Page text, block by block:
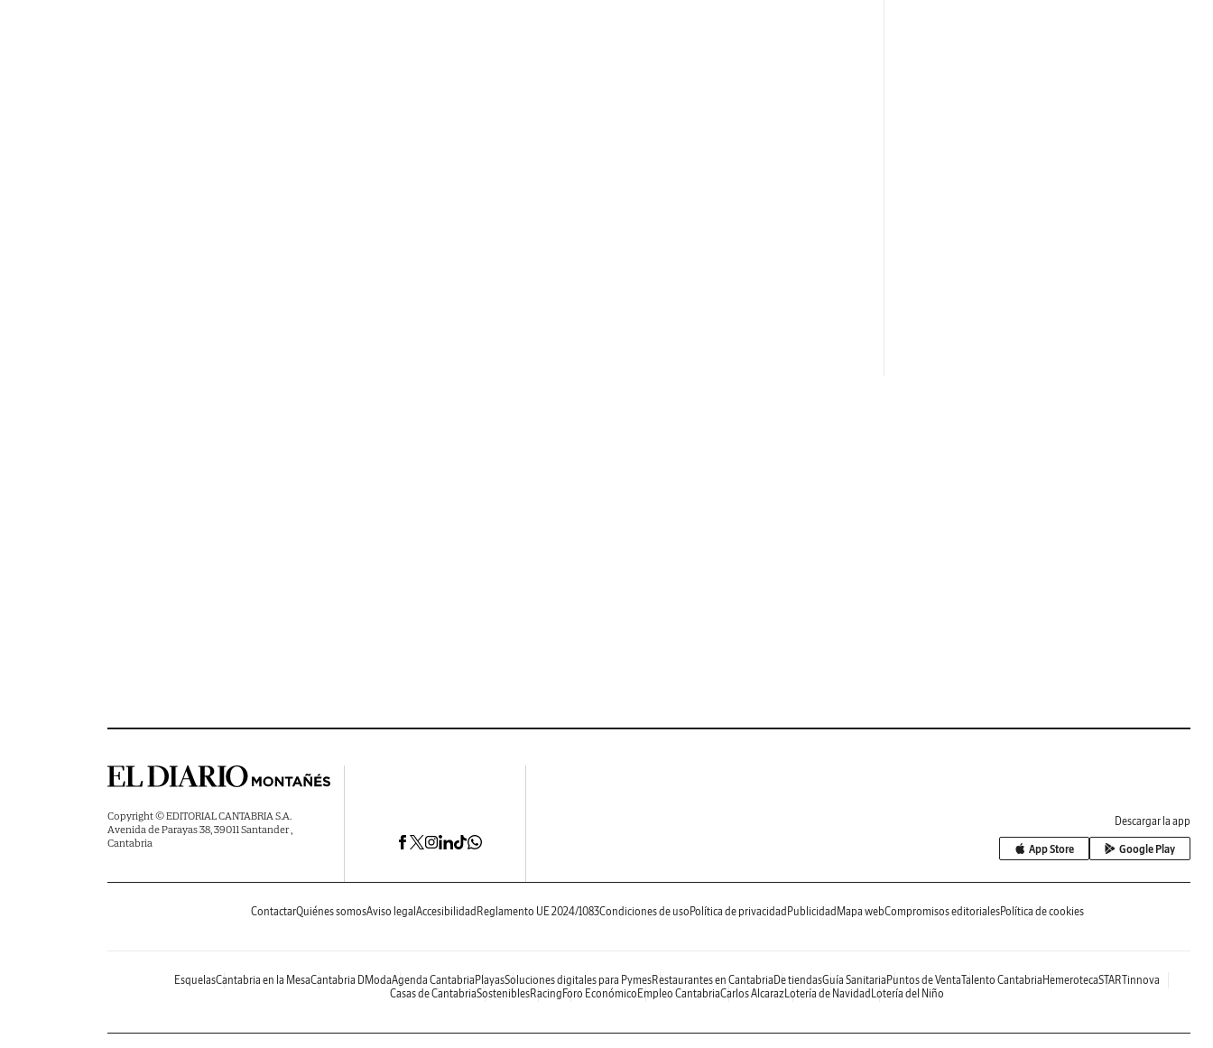
Copyright © EDITORIAL CANTABRIA S.A.
Avenida de Parayas 38, 39011 Santander ,
Cantabria
Descargar la app
App Store Google Play
ContactarQuiénes somosAviso legal Accesibilidad Reglamento UE 2024/1083Condiciones de uso Política de privacidad Publicidad Mapa webCompromisos editorialesPolítica de cookies
EsquelasCantabria en la MesaCantabria DModaAgenda Cantabria PlayasSoluciones digitales para PymesRestaurantes en Cantabria De tiendasGuía Sanitaria Puntos de VentaTalento Cantabria HemerotecaSTARTinnova
Casas de CantabriaSosteniblesRacing Foro Económico Empleo CantabriaCarlos AlcarazLotería de Navidad Lotería del Niño